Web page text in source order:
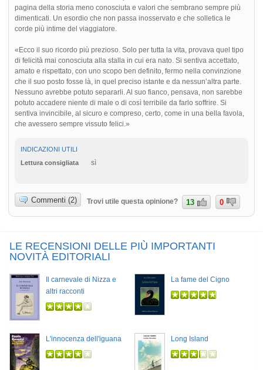
pagina della storia meno conosciuta e valori che sembrano sempre più
dimenticati. Un esordio che non passa inosservato e che solletica le
corde più intime del viaggiatore.
«Ecco il suo ricordo più prezioso. Solo per tutta la vita, provava quel tipo
di felicità mai conosciuta alla stalla in cui era nato. Si sentiva accettato,
amato e rispettato, con uno scopo ben definito, fermo nella convinzione
che il suo posto fosse là, in quel preciso istante e da nessun’altra parte.
Nessuno avrebbe potuto separarli. Al suo fianco, pensava, non sarebbe
potuto accadere niente di male o di così terribile da farlo soffrire. Si
sentiva invincibile, al sicuro e compreso, certo, come in una bella favola,
che avessero sempre vissuto felici.»
INDICAZIONI UTILI
Lettura consigliata
sì
Commenti (2) Trovi utile questa opinione? 13 0
LE RECENSIONI DELLE PIÙ IMPORTANTI
NOVITÀ EDITORIALI
Il carnevale di Nizza e
altri racconti
La fame del Cigno
L'innocenza dell'iguana Long Island